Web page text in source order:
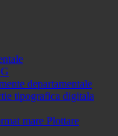
departamentale
tipografica digitala
mare Plottare